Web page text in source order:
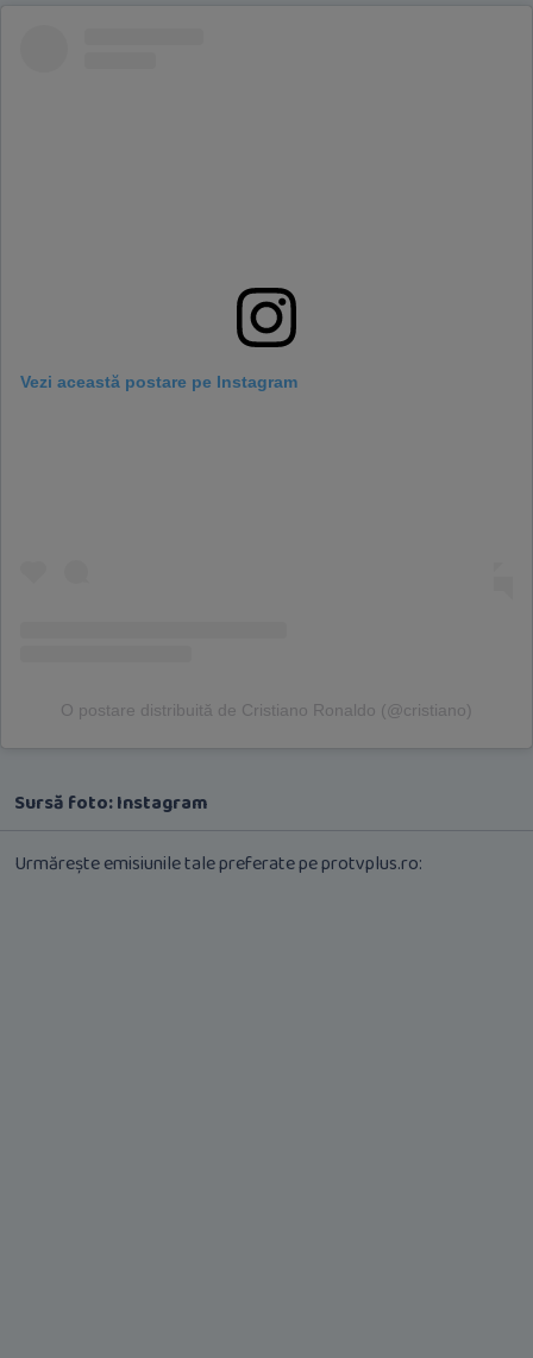
Vezi această postare pe Instagram
O postare distribuită de Cristiano Ronaldo (@cristiano)
Sursă foto: Instagram
Urmărește emisiunile tale preferate pe protvplus.ro: